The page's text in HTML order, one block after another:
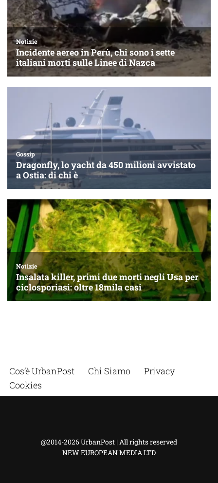
Cos’è UrbanPost Chi Siamo
Privacy
Cookies
@2014-2026 UrbanPost | All rights reserved
NEW EUROPEAN MEDIA LTD